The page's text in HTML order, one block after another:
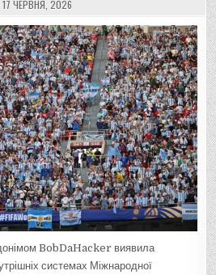
17 ЧЕРВНЯ, 2026
BobDaHacker виявила
системах Міжнародної